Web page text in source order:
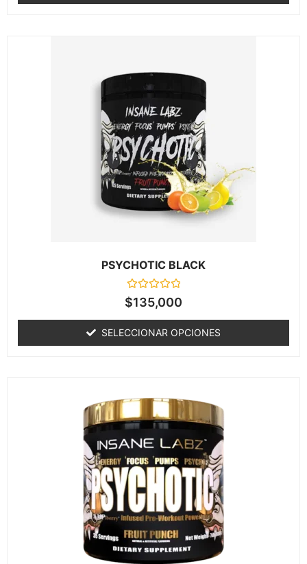
PSYCHOTIC BLACK
Valorado
en
de
5
$135,000
SELECCIONAR OPCIONES